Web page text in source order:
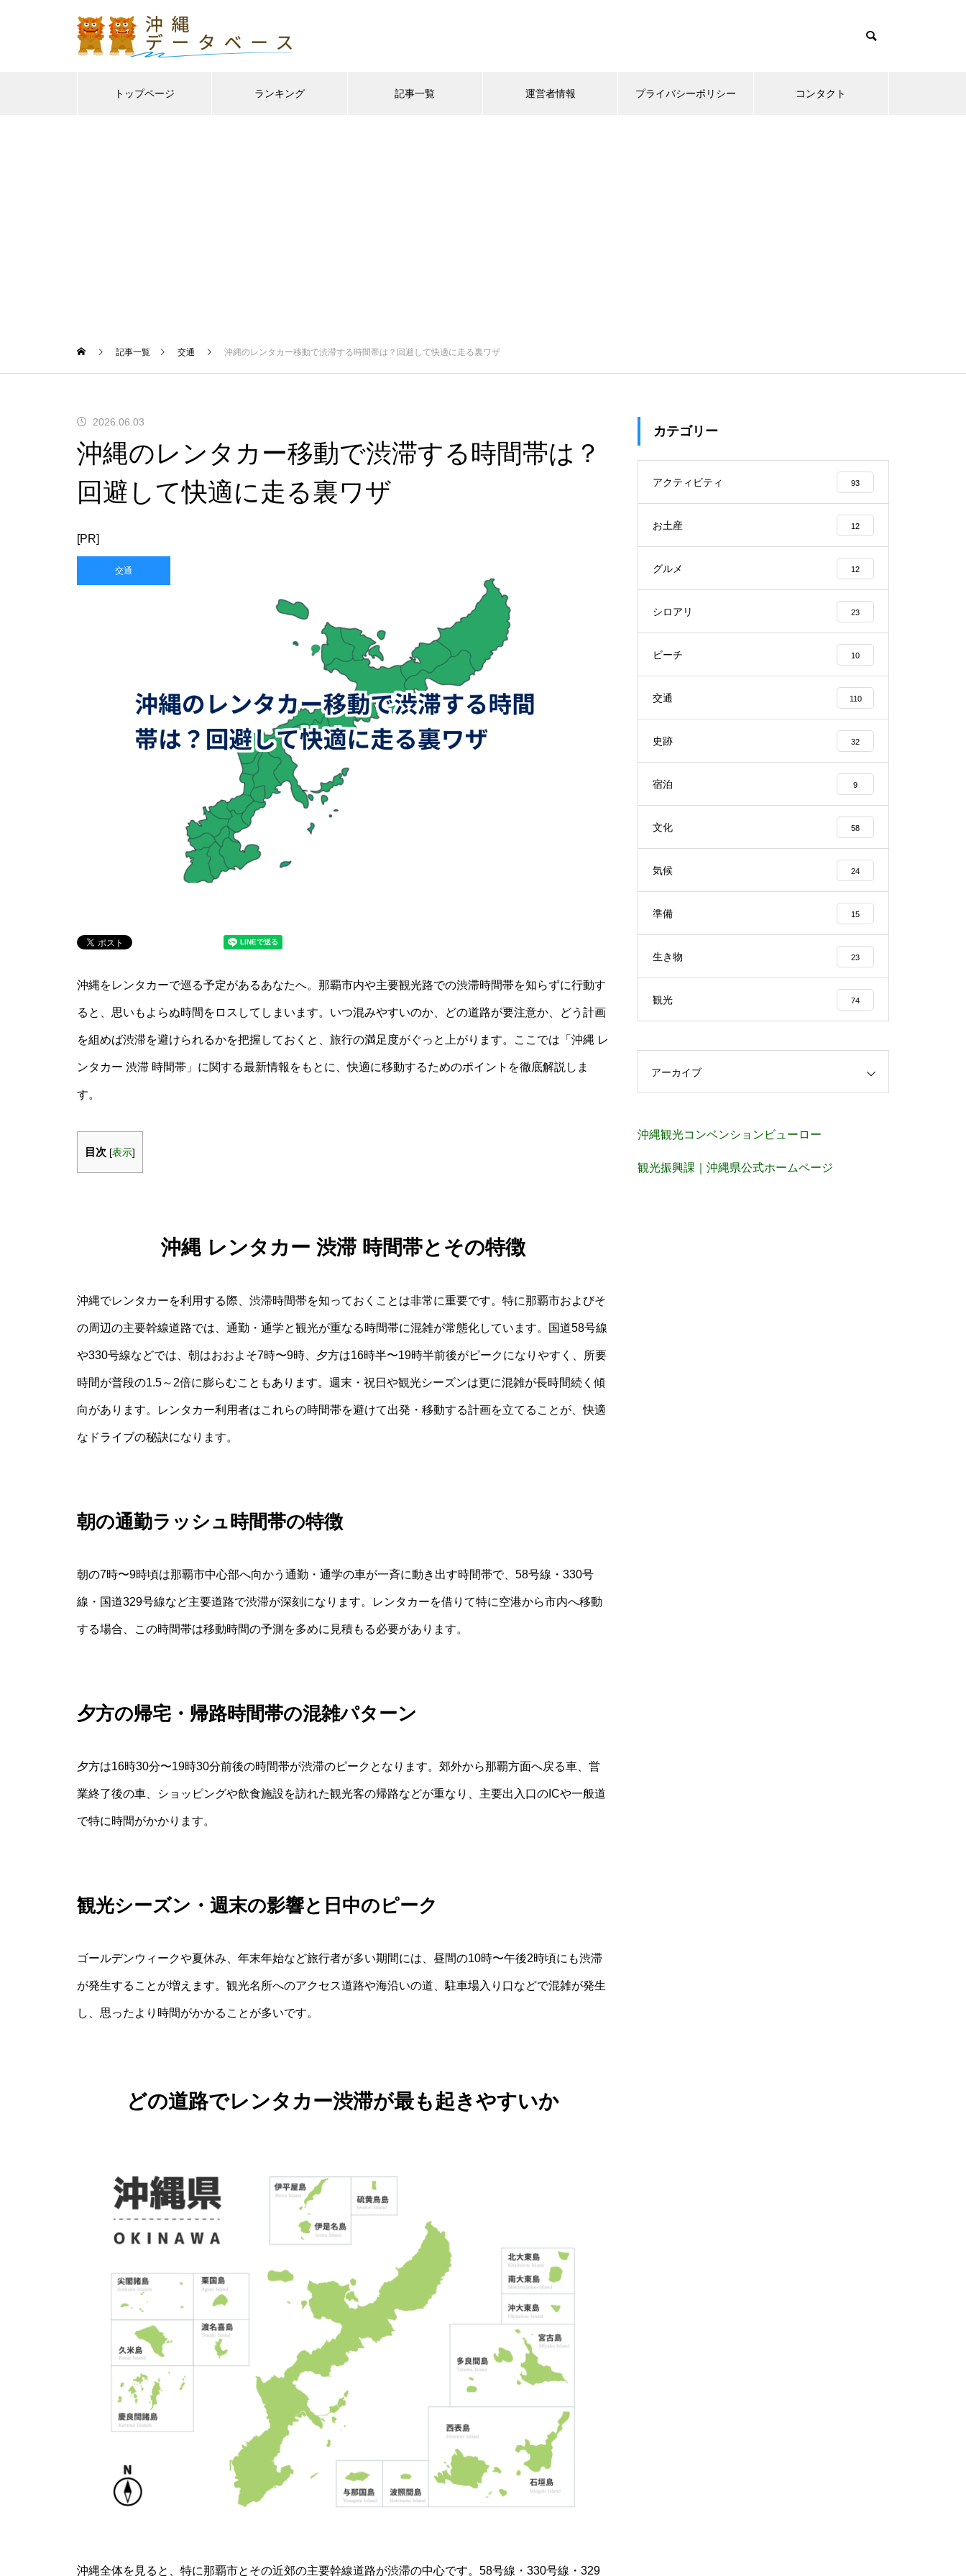
トップページ ランキング 記事一覧 運営者情報 プライバシーポリシー コンタクト
記事一覧 交通 沖縄のレンタカー移動で渋滞する時間帯は？回避して快適に走る裏ワザ
2026.06.03
沖縄のレンタカー移動で渋滞する時間帯は？
回避して快適に走る裏ワザ
[PR]
交通
沖縄をレンタカーで巡る予定があるあなたへ。那覇市内や主要観光路での渋滞時間帯を知らずに行動す
ると、思いもよらぬ時間をロスしてしまいます。いつ混みやすいのか、どの道路が要注意か、どう計画
を組めば渋滞を避けられるかを把握しておくと、旅行の満足度がぐっと上がります。ここでは「沖縄 レ
ンタカー 渋滞 時間帯」に関する最新情報をもとに、快適に移動するためのポイントを徹底解説しま
す。
目次 [表示]
沖縄 レンタカー 渋滞 時間帯とその特徴
沖縄でレンタカーを利用する際、渋滞時間帯を知っておくことは非常に重要です。特に那覇市およびそ
の周辺の主要幹線道路では、通勤・通学と観光が重なる時間帯に混雑が常態化しています。国道58号線
や330号線などでは、朝はおおよそ7時〜9時、夕方は16時半〜19時半前後がピークになりやすく、所要
時間が普段の1.5～2倍に膨らむこともあります。週末・祝日や観光シーズンは更に混雑が長時間続く傾
向があります。レンタカー利用者はこれらの時間帯を避けて出発・移動する計画を立てることが、快適
なドライブの秘訣になります。
朝の通勤ラッシュ時間帯の特徴
朝の7時〜9時頃は那覇市中心部へ向かう通勤・通学の車が一斉に動き出す時間帯で、58号線・330号
線・国道329号線など主要道路で渋滞が深刻になります。レンタカーを借りて特に空港から市内へ移動
する場合、この時間帯は移動時間の予測を多めに見積もる必要があります。
夕方の帰宅・帰路時間帯の混雑パターン
夕方は16時30分〜19時30分前後の時間帯が渋滞のピークとなります。郊外から那覇方面へ戻る車、営
業終了後の車、ショッピングや飲食施設を訪れた観光客の帰路などが重なり、主要出入口のICや一般道
で特に時間がかかります。
観光シーズン・週末の影響と日中のピーク
ゴールデンウィークや夏休み、年末年始など旅行者が多い期間には、昼間の10時〜午後2時頃にも渋滞
が発生することが増えます。観光名所へのアクセス道路や海沿いの道、駐車場入り口などで混雑が発生
し、思ったより時間がかかることが多いです。
どの道路でレンタカー渋滞が最も起きやすいか
沖縄全体を見ると、特に那覇市とその近郊の主要幹線道路が渋滞の中心です。58号線・330号線・329
カテゴリー
アクティビティ 93
お土産 12
グルメ 12
シロアリ 23
ビーチ 10
交通 110
史跡 32
宿泊 9
文化 58
気候 24
準備 15
生き物 23
観光 74
アーカイブ
沖縄観光コンベンションビューロー
観光振興課｜沖縄県公式ホームページ